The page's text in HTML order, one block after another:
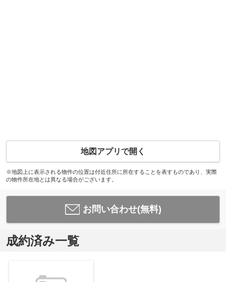
地図アプリで開く
※地図上に表示される物件の位置は付近住所に所在することを表すものであり、実際
の物件所在地とは異なる場合がございます。
お問い合わせ(無料)
成約済み一覧